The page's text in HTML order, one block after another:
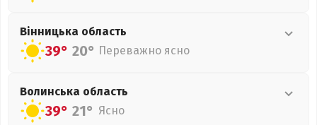
Вінницька область
39° 20° Переважно ясно
Волинська область
39° 21° Ясно